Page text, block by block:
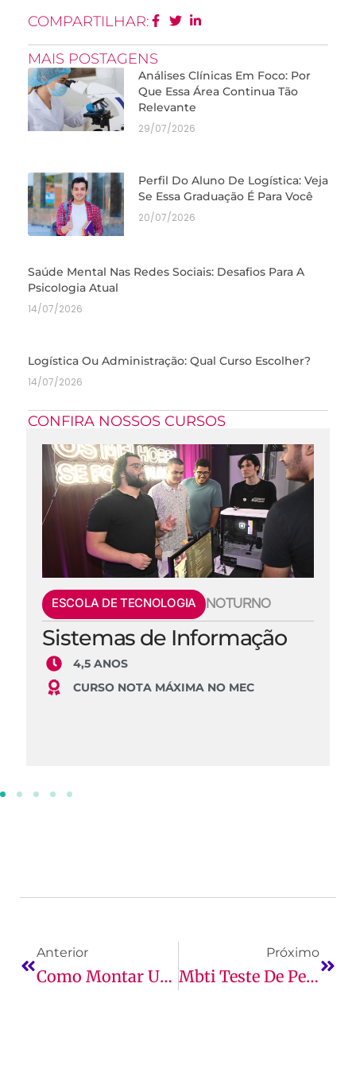
COMPARTILHAR:
MAIS POSTAGENS
Análises Clínicas Em Foco: Por
Que Essa Área Continua Tão
Relevante
29/07/2026
Perfil Do Aluno De Logística: Veja
Se Essa Graduação É Para Você
20/07/2026
Saúde Mental Nas Redes Sociais: Desafios Para A
Psicologia Atual
14/07/2026
Logística Ou Administração: Qual Curso Escolher?
14/07/2026
CONFIRA NOSSOS CURSOS
ESCOLA DE TECNOLOGIA NOTURNO
Sistemas de Informação
4,5 ANOS
CURSO NOTA MÁXIMA NO MEC
Anterior
Como Montar Um Escritório Em Casa
Próximo
Mbti Teste De Personalidade: O Que É, Como Funciona, Para Que Serve